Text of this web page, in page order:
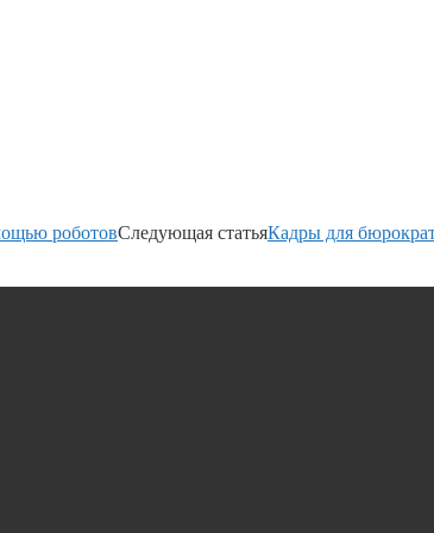
роботовСледующая статьяКадры для